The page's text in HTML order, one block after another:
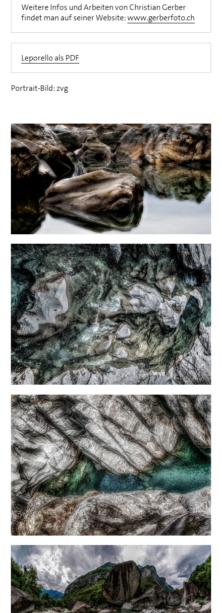
Weitere Infos und Arbeiten von Christian Gerber
findet man auf seiner Website:www.gerberfoto.ch
Leporello als PDF
Portrait-Bild: zvg